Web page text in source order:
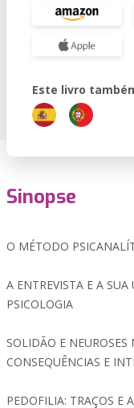
Este livro
Sinopse
O MÉTODO
A ENTREVISTA E A
PSICOLOGIA
SOLIDÃO E
CONSEQUÊNCIAS E
PEDOFILIA: TRAÇOS E